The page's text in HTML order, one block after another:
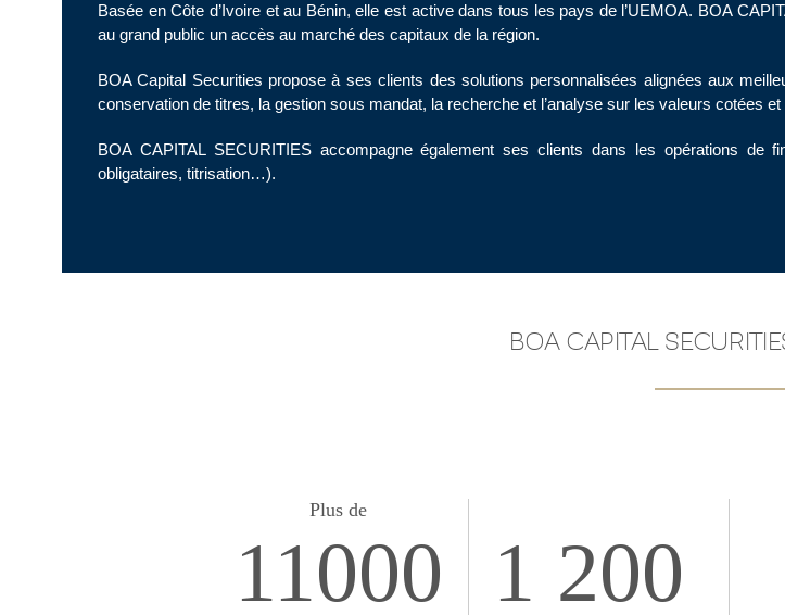
Basée en Côte d’Ivoire et au Bénin, elle est active dans tous les pays de l’UEMOA. BOA
au grand public un accès au marché des capitaux de la région.
BOA Capital Securities propose à ses clients des solutions personnalisées alignées aux
conservation de titres, la gestion sous mandat, la recherche et l’analyse sur les valeurs cotées et
BOA CAPITAL SECURITIES accompagne également ses clients dans les opérations de
obligataires, titrisation…).
BOA CAPITAL
Plus de
11000 1 200